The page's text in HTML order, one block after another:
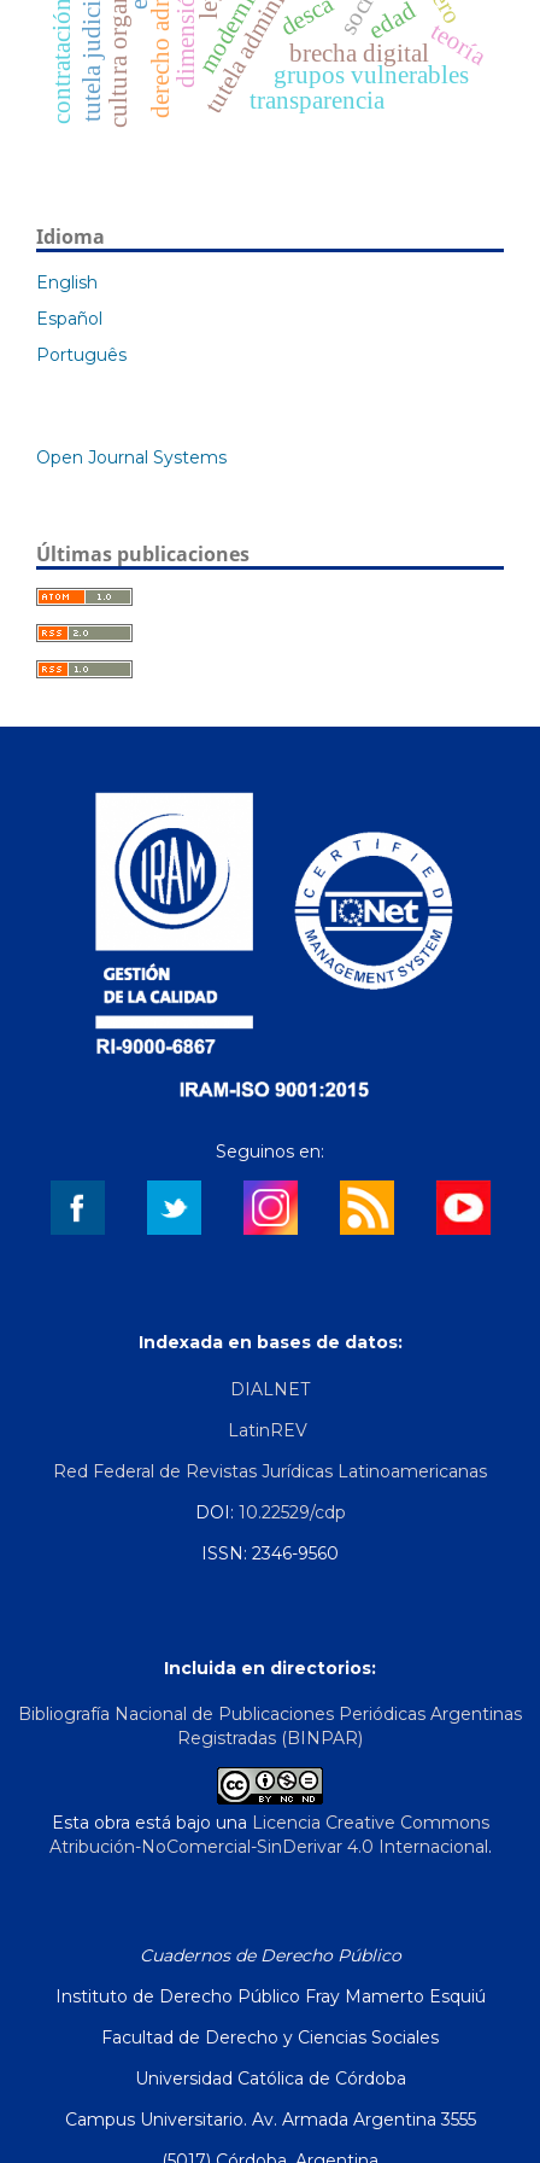
brecha digital
grupos vulnerables
desca
transparencia
edad teoría
Idioma
English
Español
Português
Open Journal Systems
Últimas publicaciones
Seguinos en:
Indexada en bases de datos:
DIALNET
LatinREV
Red Federal de Revistas Jurídicas Latinoamericanas
DOI: 10.22529/cdp
ISSN: 2346-9560
Incluida en directorios:
Bibliografía Nacional de Publicaciones Periódicas Argentinas
Registradas (BINPAR)
Esta obra está bajo una Licencia Creative Commons
Atribución-NoComercial-SinDerivar 4.0 Internacional.
Cuadernos de Derecho Público
Instituto de Derecho Público Fray Mamerto Esquiú
Facultad de Derecho y Ciencias Sociales
Universidad Católica de Córdoba
Campus Universitario. Av. Armada Argentina 3555